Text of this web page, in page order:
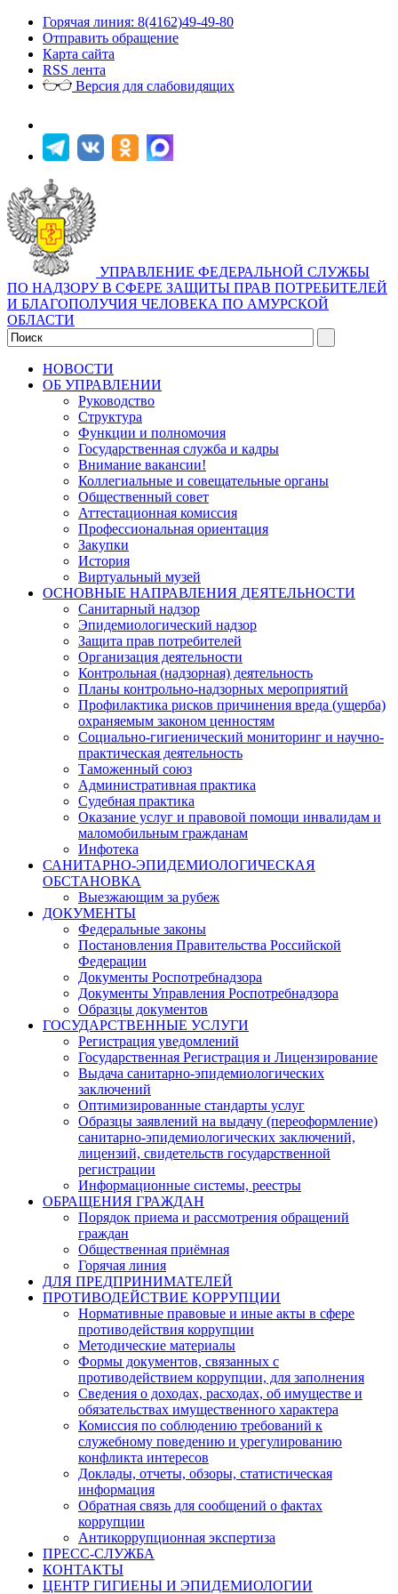
Горячая линия: 8(4162)49-49-80
Отправить обращение
Карта сайта
RSS лента
Версия для слабовидящих
УПРАВЛЕНИЕ ФЕДЕРАЛЬНОЙ СЛУЖБЫ
ПО НАДЗОРУ В СФЕРЕ ЗАЩИТЫ ПРАВ ПОТРЕБИТЕЛЕЙ
И БЛАГОПОЛУЧИЯ ЧЕЛОВЕКА ПО АМУРСКОЙ
ОБЛАСТИ
НОВОСТИ
ОБ УПРАВЛЕНИИ
Руководство
Структура
Функции и полномочия
Государственная служба и кадры
Внимание вакансии!
Коллегиальные и совещательные органы
Общественный совет
Аттестационная комиссия
Профессиональная ориентация
Закупки
История
Виртуальный музей
ОСНОВНЫЕ НАПРАВЛЕНИЯ ДЕЯТЕЛЬНОСТИ
Санитарный надзор
Эпидемиологический надзор
Защита прав потребителей
Организация деятельности
Контрольная (надзорная) деятельность
Планы контрольно-надзорных мероприятий
Профилактика рисков причинения вреда (ущерба)
охраняемым законом ценностям
Социально-гигиенический мониторинг и научно-
практическая деятельность
Таможенный союз
Административная практика
Судебная практика
Оказание услуг и правовой помощи инвалидам и
маломобильным гражданам
Инфотека
САНИТАРНО-ЭПИДЕМИОЛОГИЧЕСКАЯ
ОБСТАНОВКА
Выезжающим за рубеж
ДОКУМЕНТЫ
Федеральные законы
Постановления Правительства Российской
Федерации
Документы Роспотребнадзора
Документы Управления Роспотребнадзора
Образцы документов
ГОСУДАРСТВЕННЫЕ УСЛУГИ
Регистрация уведомлений
Государственная Регистрация и Лицензирование
Выдача санитарно-эпидемиологических
заключений
Оптимизированные стандарты услуг
Образцы заявлений на выдачу (переоформление)
санитарно-эпидемиологических заключений,
лицензий, свидетельств государственной
регистрации
Информационные системы, реестры
ОБРАЩЕНИЯ ГРАЖДАН
Порядок приема и рассмотрения обращений
граждан
Общественная приёмная
Горячая линия
ДЛЯ ПРЕДПРИНИМАТЕЛЕЙ
ПРОТИВОДЕЙСТВИЕ КОРРУПЦИИ
Нормативные правовые и иные акты в сфере
противодействия коррупции
Методические материалы
Формы документов, связанных с
противодействием коррупции, для заполнения
Сведения о доходах, расходах, об имуществе и
обязательствах имущественного характера
Комиссия по соблюдению требований к
служебному поведению и урегулированию
конфликта интересов
Доклады, отчеты, обзоры, статистическая
информация
Обратная связь для сообщений о фактах
коррупции
Антикоррупционная экспертиза
ПРЕСС-СЛУЖБА
КОНТАКТЫ
ЦЕНТР ГИГИЕНЫ И ЭПИДЕМИОЛОГИИ